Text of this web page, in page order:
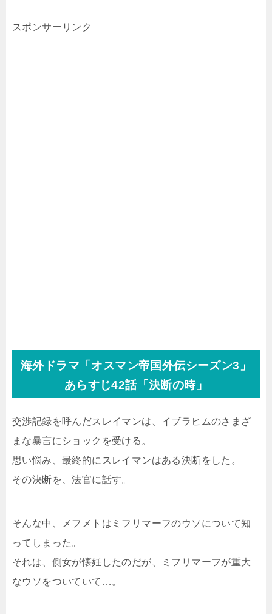
スポンサーリンク
海外ドラマ「オスマン帝国外伝シーズン3」
あらすじ42話「決断の時」
交渉記録を呼んだスレイマンは、イブラヒムのさまざ
まな暴言にショックを受ける。
思い悩み、最終的にスレイマンはある決断をした。
その決断を、法官に話す。
そんな中、メフメトはミフリマーフのウソについて知
ってしまった。
それは、側女が懐妊したのだが、ミフリマーフが重大
なウソをついていて…。